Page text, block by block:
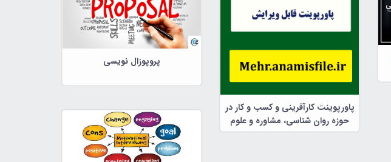
پاورپوینت کارآفرینی و کسب و کار در
حوزه روان شناسی، مشاوره و علوم
تربیتی
پروپوزال نویسی